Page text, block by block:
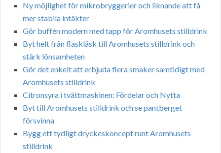
Ny möjlighet för mikrobryggerier och liknande att få
mer stabila intäkter
Gör buffén modern med tapp för Aromhusets stilldrink
Byt helt från flaskläsk till Aromhusets stilldrink och
stärk lönsamheten
Gör det enkelt att erbjuda flera smaker samtidigt med
Aromhusets stilldrink
Citronsyra i tvättmaskinen: Fördelar och Nytta
Byt till Aromhusets stilldrink och se pantberget
försvinna
Bygg ett tydligt dryckeskoncept runt Aromhusets
stilldrink